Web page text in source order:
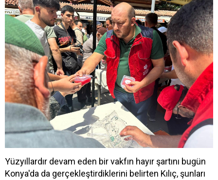
Yüzyıllardır devam eden bir vakfın hayır şartını bugün
Konya'da da gerçekleştirdiklerini belirten Kılıç, şunları